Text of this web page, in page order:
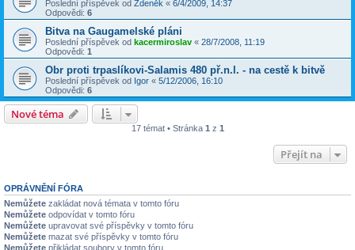
Poslední příspěvek od Zdeněk « 6/4/2009, 14:37
Odpovědi: 6
Bitva na Gaugamelské pláni
Poslední příspěvek od kacermiroslav « 28/7/2008, 11:19
Odpovědi: 1
Obr proti trpaslíkovi-Salamis 480 př.n.l. - na cestě k bitvě
Poslední příspěvek od Igor « 5/12/2006, 16:10
Odpovědi: 6
Nové téma
17 témat • Stránka 1 z 1
Přejít na
OPRÁVNĚNÍ FÓRA
Nemůžete zakládat nová témata v tomto fóru
Nemůžete odpovídat v tomto fóru
Nemůžete upravovat své příspěvky v tomto fóru
Nemůžete mazat své příspěvky v tomto fóru
Nemůžete přikládat soubory v tomto fóru